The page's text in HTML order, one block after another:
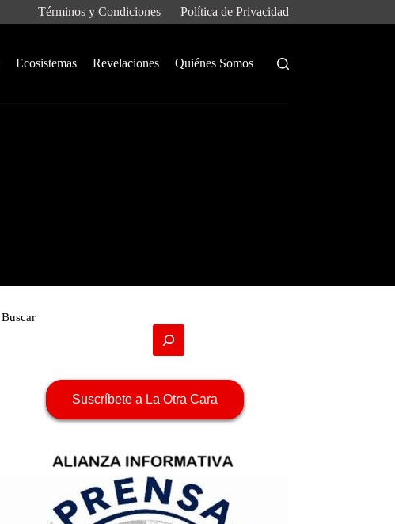
Términos y Condiciones Política de Privacidad
Ecosistemas Revelaciones Quiénes Somos
Buscar
Suscríbete a La Otra Cara